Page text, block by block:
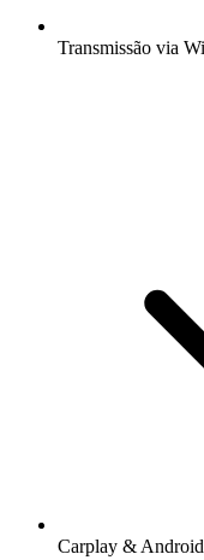
Transmissão via
Carplay &